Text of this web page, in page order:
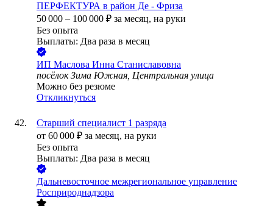
ПЕРФЕКТУРА в район Де - Фриза
50 000 – 100 000 ₽ за месяц, на руки
Без опыта
Выплаты: Два раза в месяц
ИП Маслова Инна Станиславовна
посёлок Зима Южная, Центральная улица
Можно без резюме
Откликнуться
Старший специалист 1 разряда
от 60 000 ₽ за месяц, на руки
Без опыта
Выплаты: Два раза в месяц
Дальневосточное межрегиональное управление
Росприроднадзора